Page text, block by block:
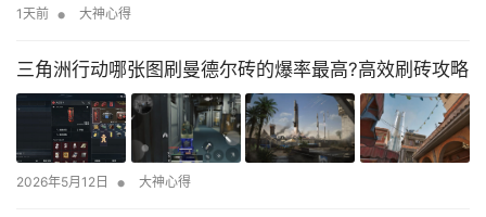
1天前 • 大神心得
三角洲行动哪张图刷曼德尔砖的爆率最高?高效刷砖攻略
2026年5月12日 • 大神心得